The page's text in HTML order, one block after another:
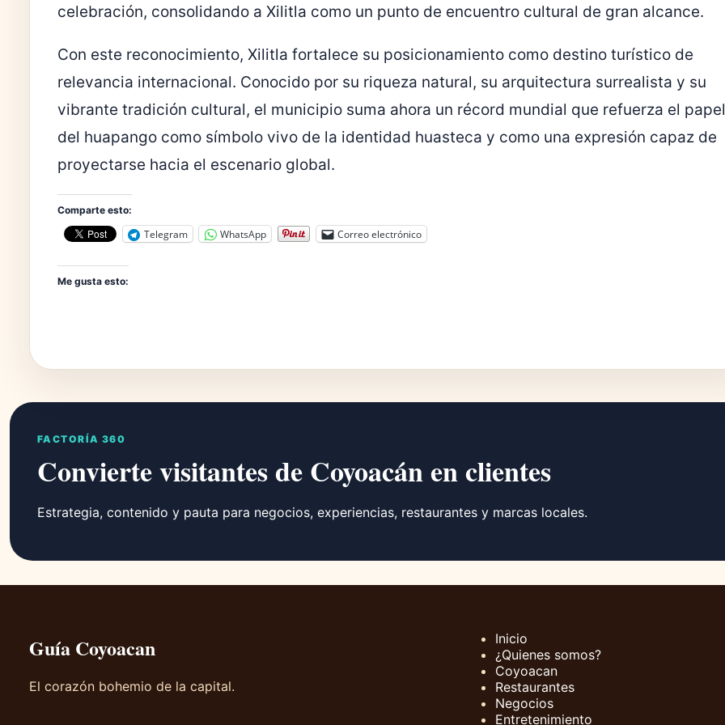
celebración, consolidando a Xilitla como un punto de encuentro cultural de gran alcance.
Con este reconocimiento, Xilitla fortalece su posicionamiento como destino turístico de
relevancia internacional. Conocido por su riqueza natural, su arquitectura surrealista y su
vibrante tradición cultural, el municipio suma ahora un récord mundial que refuerza el papel
del huapango como símbolo vivo de la identidad huasteca y como una expresión capaz de
proyectarse hacia el escenario global.
Comparte esto:
Telegram WhatsApp Correo electrónico
Me gusta esto:
FACTORÍA 360
Convierte visitantes de Coyoacán en clientes
Estrategia, contenido y pauta para negocios, experiencias, restaurantes y marcas locales.
Guía Coyoacan
El corazón bohemio de la capital.
Inicio
¿Quienes somos?
Coyoacan
Restaurantes
Negocios
Entretenimiento